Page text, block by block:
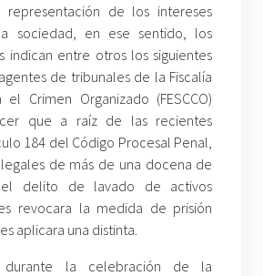
de los intereses
sociedad, en ese sentido, los
indican entre otros los siguientes
de tribunales de la Fiscalía
Crimen Organizado (FESCCO)
que a raíz de las recientes
184 del Código Procesal Penal,
de más de una docena de
el delito de lavado de activos
revocara la medida de prisión
aplicara una distinta.
durante la celebración de la